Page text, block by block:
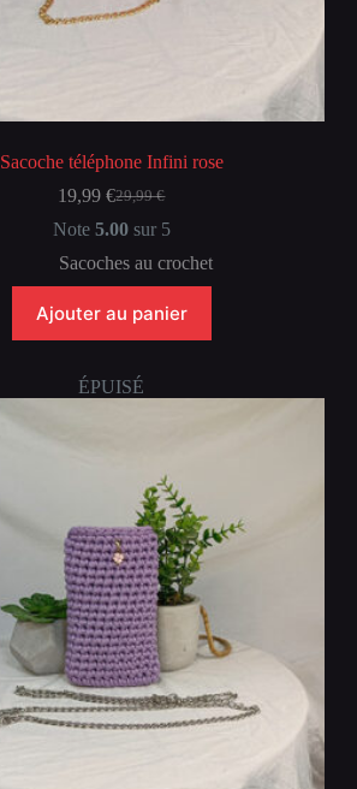
Sacoche téléphone Infini rose
29,99€
Le
prix
était :
29,99 €.
19,99€Le
prix
est :
19,99 €.
Note 5.00sur 5
Sacoches au crochet
Ajouter au panier
ÉPUISÉ